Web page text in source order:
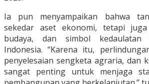
Ia pun menyampaikan bahwa
sekedar aset ekonomi, tetapi
budaya, dan simbol kedaulatan
Indonesia. “Karena itu,
penyelesaian sengketa agraria, dan
sangat penting untuk menjaga